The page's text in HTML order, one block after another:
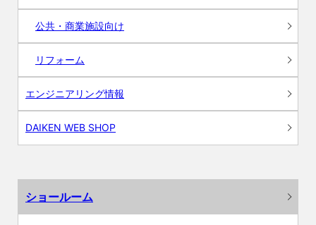
公共・商業施設向け
リフォーム
エンジニアリング情報
DAIKEN WEB SHOP
ショールーム